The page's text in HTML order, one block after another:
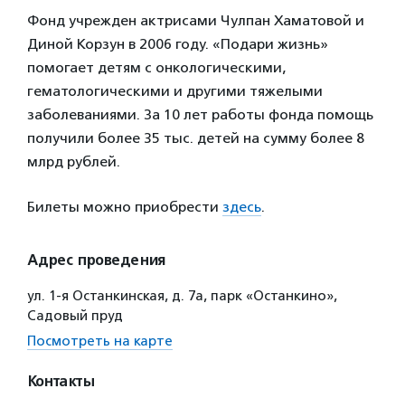
Фонд учрежден актрисами Чулпан Хаматовой и
Диной Корзун в 2006 году. «Подари жизнь»
помогает детям с онкологическими,
гематологическими и другими тяжелыми
заболеваниями. За 10 лет работы фонда помощь
получили более 35 тыс. детей на сумму более 8
млрд рублей.
Билеты можно приобрести здесь.
Адрес проведения
ул. 1-я Останкинская, д. 7а, парк «Останкино»,
Садовый пруд
Посмотреть на карте
Контакты